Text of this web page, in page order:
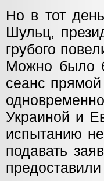
Но в тот
Шульц,
грубого
Можно было
сеанс
Украиной и
испытанию
подавать